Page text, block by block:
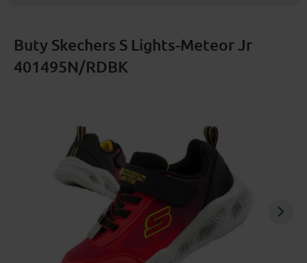
Buty Skechers S Lights-Meteor Jr
401495N/RDBK